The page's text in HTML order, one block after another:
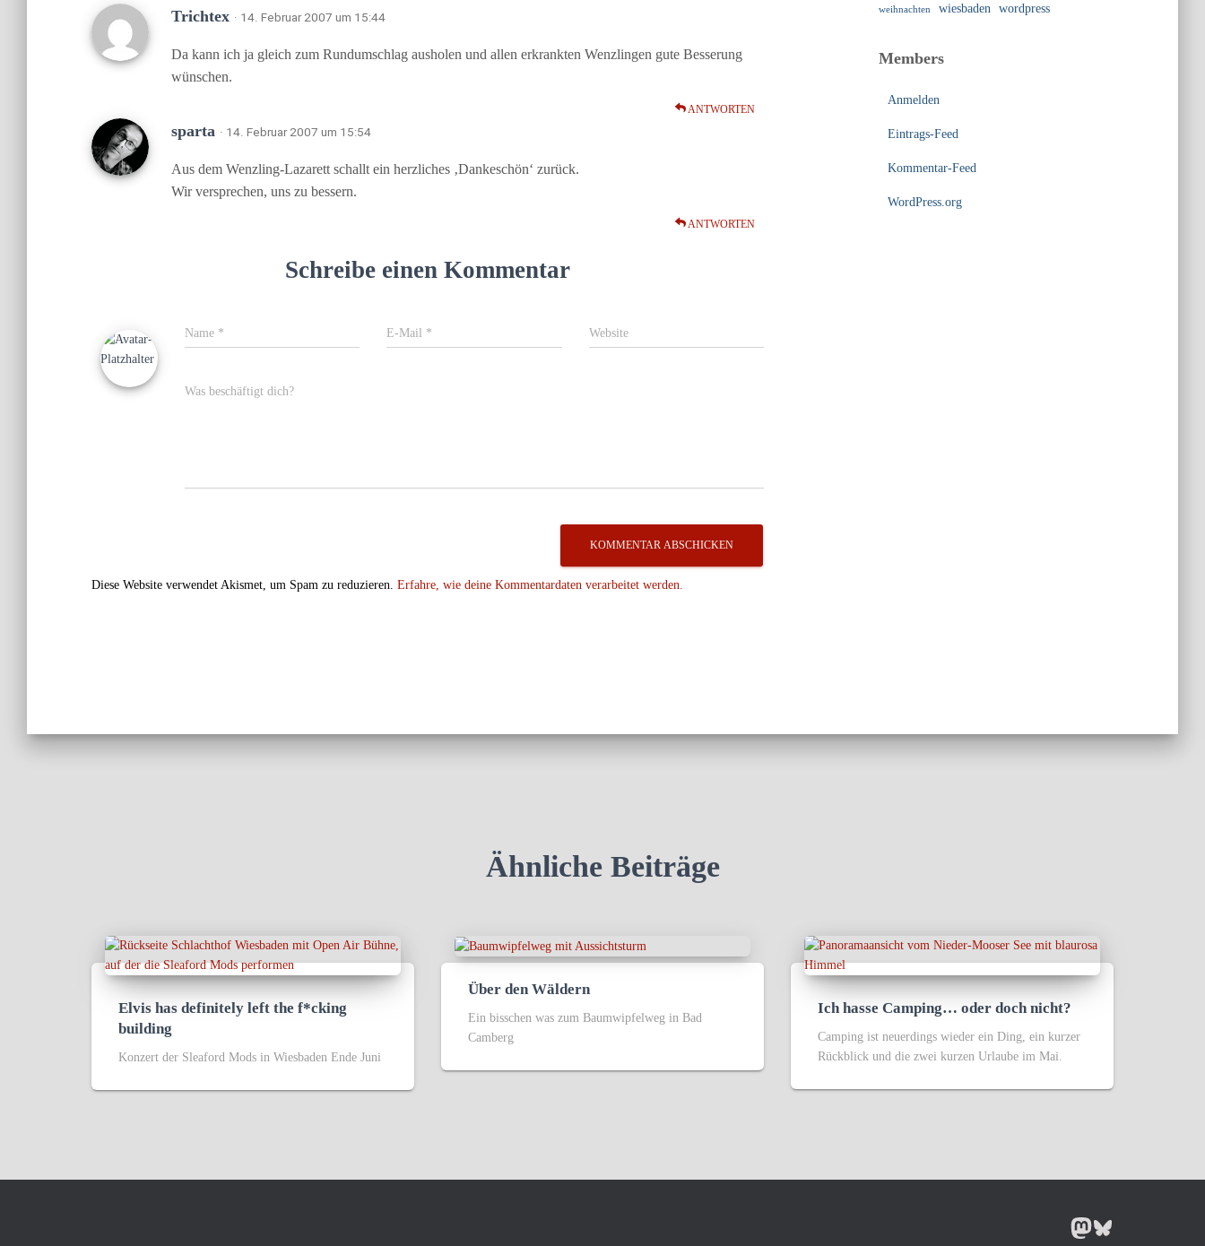
Trichtex · 14. Februar 2007 um 15:44
Da kann ich ja gleich zum Rundumschlag ausholen und allen erkrankten Wenzlingen gute Besserung
wünschen.
ANTWORTEN
sparta · 14. Februar 2007 um 15:54
Aus dem Wenzling-Lazarett schallt ein herzliches ‚Dankeschön‘ zurück.
Wir versprechen, uns zu bessern.
ANTWORTEN
Schreibe einen Kommentar
Name * E-Mail * Website
Was beschäftigt dich?
Diese Website verwendet Akismet, um Spam zu reduzieren. Erfahre, wie deine Kommentardaten verarbeitet werden.
weihnachten wiesbaden wordpress
Members
Anmelden
Eintrags-Feed
Kommentar-Feed
WordPress.org
Ähnliche Beiträge
Elvis has definitely left the f*cking
building
Konzert der Sleaford Mods in Wiesbaden Ende Juni
Über den Wäldern
Ein bisschen was zum Baumwipfelweg in Bad
Camberg
Ich hasse Camping… oder doch nicht?
Camping ist neuerdings wieder ein Ding, ein kurzer
Rückblick und die zwei kurzen Urlaube im Mai.
MASTODON